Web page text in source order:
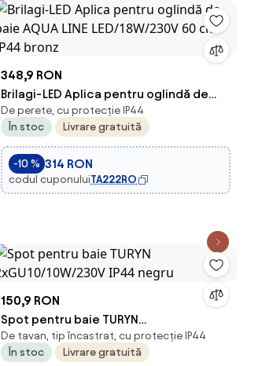
348,9 RON
Brilagi-LED Aplica pentru oglindă de
baie AQUA LINE LED/18W/230V 60 cm
IP44 bronz
De perete, cu protecție IP44
În stoc
Livrare gratuită
-10 % 314 RON
codul cuponuluiTA222RO
150,9 RON
Spot pentru baie TURYN
2xGU10/10W/230V IP44 negru
De tavan, tip încastrat, cu protecție IP44
În stoc
Livrare gratuită